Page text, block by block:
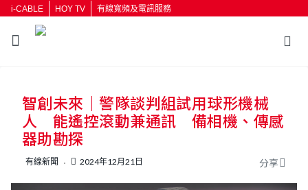
i-CABLE HOY TV 有線寬頻及電訊服務
智創未來｜警隊談判組試用球形機械
人 能遙控滾動兼通訊 備相機、傳感
器助勘探
有線新聞 2024年12月21日 分享